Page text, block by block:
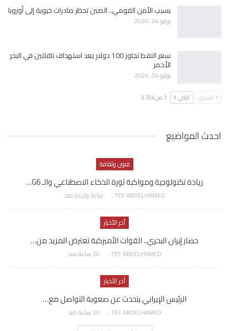
بسبب الأمن القومي.. الصين تحظر صادرات حيوية إلى أوروبا
يوليو 24, 2026
سعر النفط تجاوز 100 دولار بعد استهداف ناقلتين في البحر
الأحمر
يوليو 24, 2026
السابق التالي 1 من 3٬704
احدث المواضيع
فنون وثقافة
ريادة تكنولوجية ومواكبة ثورة الذكاء الاصطناعي والـ G6…
AWATEF ABDELHAMED ساعة واحدة منذ
أخر الأخبار
حصار إيران البحري.. القوات الأميركية تعترض المزيد من…
AWATEF ABDELHAMED 20 ساعة منذ
أخر الأخبار
الرئيس الإيراني يتحدث عن صعوبة التواصل مع…
AWATEF ABDELHAMED 20 ساعة منذ